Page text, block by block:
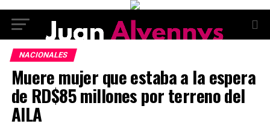
NACIONALES
Muere mujer que estaba a la espera
de RD$85 millones por terreno del
AILA